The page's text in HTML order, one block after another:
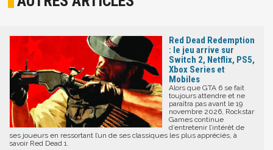
Red Dead Redemption
: le jeu arrive sur
Switch 2, Netflix, PS5,
Xbox Series et
Mobiles
Alors que GTA 6 se fait
toujours attendre et ne
paraîtra pas avant le 19
novembre 2026, Rockstar
Games continue
d’entretenir l’intérêt de
ses joueurs en ressortant l’un de ses classiques les plus appréciés, à
savoir Red Dead 1.